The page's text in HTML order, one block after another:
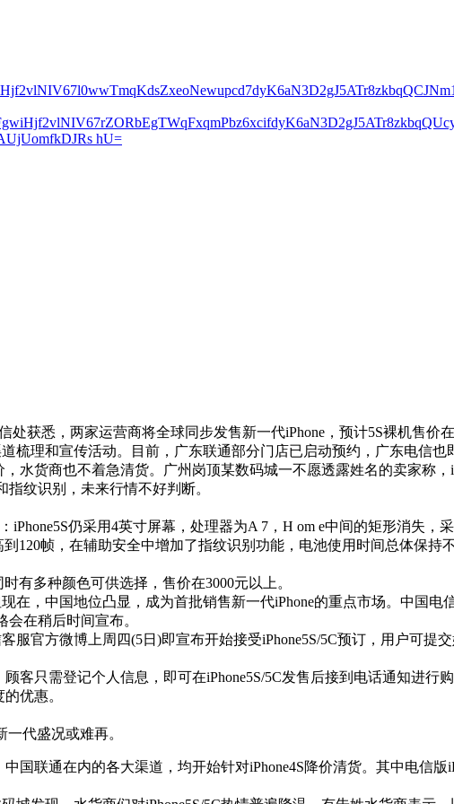
hU=
处获悉，两家运营商将全球同步发售新一代iPhone，预计5S裸机售价
梳理和宣传活动。目前，广东联通部分门店已启动预约，广东电信
水货商也不着急清货。广州岗顶某数码城一不愿透露姓名的卖家称
纹识别，未来行情不好判断。
iPhone5S仍采用4英寸屏幕，处理器为A 7，H om e中间的矩形消失
120帧，在辅助安全中增加了指纹识别功能，电池使用时间总体保
有多种颜色可供选择，售价在3000元以上。
在，中国地位凸显，成为首批销售新一代iPhone的重点市场。中国
在稍后时间宣布。
服官方微博上周四(5日)即宣布开始接受iPhone5S/5C预订，用户可提
客只需登记个人信息，即可在iPhone5S/5C发售后接到电话通知进
优惠。
一代盛况或难再。
国联通在内的各大渠道，均开始针对iPhone4S降价清货。其中电信版